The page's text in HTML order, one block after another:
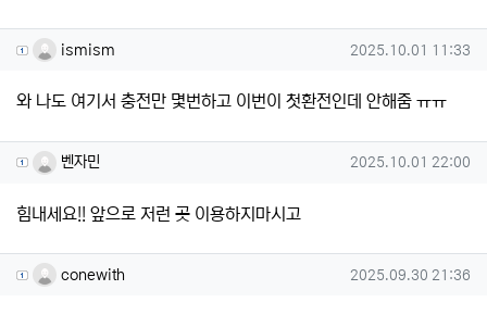
ismism님의 댓글
ismism 작성일
2025.10.01 11:33
와 나도 여기서 충전만 몇번하고 이번이 첫환전인데 안해줌 ㅠㅠ
벤자민님의 댓글
벤자민 작성일
2025.10.01 22:00
힘내세요!! 앞으로 저런 곳 이용하지마시고
conewith님의 댓글
conewith 작성일
2025.09.30 21:36